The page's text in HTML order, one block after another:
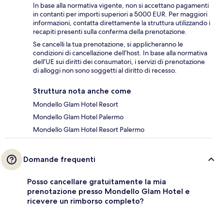
In base alla normativa vigente, non si accettano pagamenti
in contanti per importi superiori a 5000 EUR. Per maggiori
informazioni, contatta direttamente la struttura utilizzando i
recapiti presenti sulla conferma della prenotazione.
Se cancelli la tua prenotazione, si applicheranno le
condizioni di cancellazione dell’host. In base alla normativa
dell’UE sui diritti dei consumatori, i servizi di prenotazione
di alloggi non sono soggetti al diritto di recesso.
Struttura nota anche come
Mondello Glam Hotel Resort
Mondello Glam Hotel Palermo
Mondello Glam Hotel Resort Palermo
Domande frequenti
Posso cancellare gratuitamente la mia
prenotazione presso Mondello Glam Hotel e
ricevere un rimborso completo?